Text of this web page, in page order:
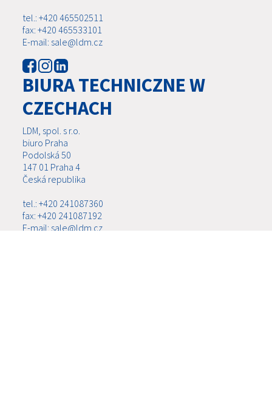
tel.: +420 465502511
fax: +420 465533101
E-mail: sale@ldm.cz
BIURA TECHNICZNE W
CZECHACH
LDM, spol. s r.o.
biuro Praha
Podolská 50
147 01 Praha 4
Česká republika
tel.: +420 241087360
fax: +420 241087192
E-mail: sale@ldm.cz